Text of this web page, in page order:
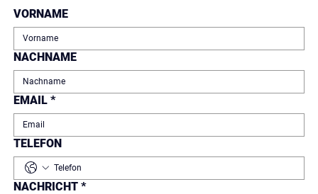
VORNAME
NACHNAME
EMAIL *
TELEFON
NACHRICHT *